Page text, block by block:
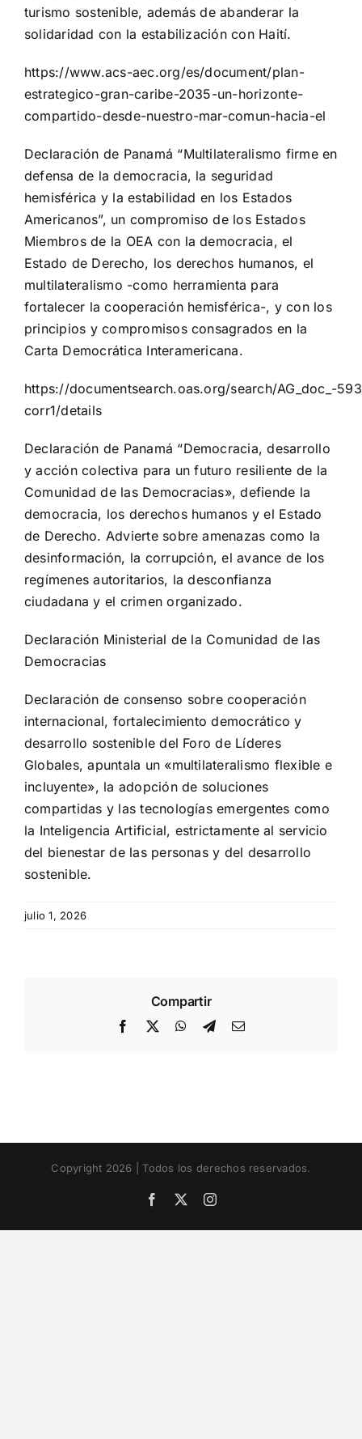
turismo sostenible, además de abanderar la
solidaridad con la estabilización con Haití.
https://www.acs-aec.org/es/document/plan-
estrategico-gran-caribe-2035-un-horizonte-
compartido-desde-nuestro-mar-comun-hacia-el
Declaración de Panamá “Multilateralismo firme en
defensa de la democracia, la seguridad
hemisférica y la estabilidad en los Estados
Americanos”, un compromiso de los Estados
Miembros de la OEA con la democracia, el
Estado de Derecho, los derechos humanos, el
multilateralismo -como herramienta para
fortalecer la cooperación hemisférica-, y con los
principios y compromisos consagrados en la
Carta Democrática Interamericana.
https://documentsearch.oas.org/search/AG_doc_-
corr1/details
Declaración de Panamá “Democracia, desarrollo
y acción colectiva para un futuro resiliente de la
Comunidad de las Democracias», defiende la
democracia, los derechos humanos y el Estado
de Derecho. Advierte sobre amenazas como la
desinformación, la corrupción, el avance de los
regímenes autoritarios, la desconfianza
ciudadana y el crimen organizado.
Declaración Ministerial de la Comunidad de las
Democracias
Declaración de consenso sobre cooperación
internacional, fortalecimiento democrático y
desarrollo sostenible del Foro de Líderes
Globales, apuntala un «multilateralismo flexible e
incluyente», la adopción de soluciones
compartidas y las tecnologías emergentes como
la Inteligencia Artificial, estrictamente al servicio
del bienestar de las personas y del desarrollo
sostenible.
julio 1, 2026
Compartir
Facebook
X WhatsApp
TelegramEmail
Copyright 2026 | Todos los derechos reservados.
Facebook Instagram